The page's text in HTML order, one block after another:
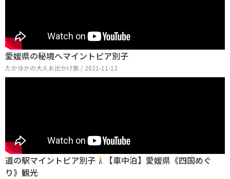
愛媛県の秘境へマイントピア別子
たかゆかの大人お出かけ旅 / 2021-11-12
道の駅マイントピア別子
【車中泊】愛媛県《四国めぐ
り》観光